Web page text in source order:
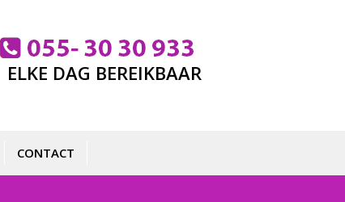
ELKE DAG BEREIKBAAR
CONTACT